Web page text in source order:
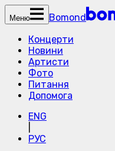
Меню
Bomond
Концерти
Новини
Артисти
Фото
Питання
Допомога
ENG
РУС